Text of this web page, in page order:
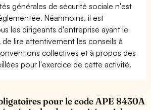
générales de sécurité sociale n'est
Néanmoins, il est
les dirigeants d'entreprise ayant le
lire attentivement les conseils à
collectives et à propos des
pour l'exercice de cette activité.
pour le code APE 8430A